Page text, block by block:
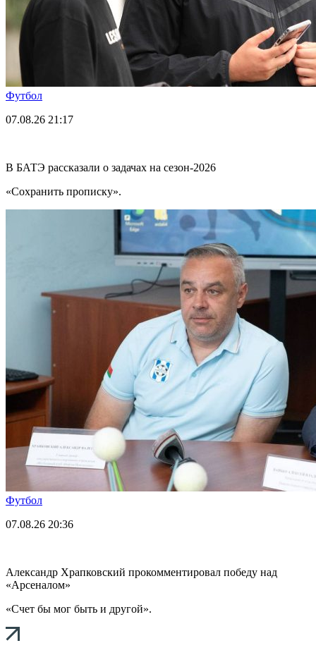
Футбол
07.08.26 21:17
В БАТЭ рассказали о задачах на сезон-2026
«Сохранить прописку».
Футбол
07.08.26 20:36
Александр Храпковский прокомментировал победу над
«Арсеналом»
«Счет бы мог быть и другой».